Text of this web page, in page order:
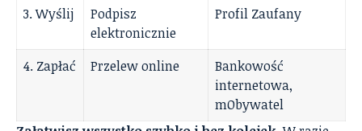
3. Wyślij
Podpisz
elektronicznie
Profil Zaufany
4. Zapłać Przelew online
Bankowość
internetowa,
mObywatel